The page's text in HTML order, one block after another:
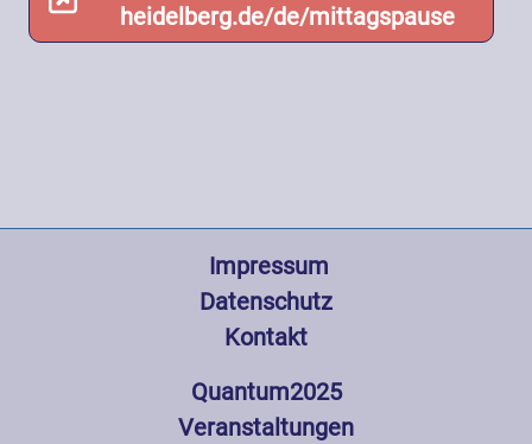
heidelberg.de/de/mittagspause
Impressum
Datenschutz
Kontakt
Hauptnavigation
Quantum2025
Veranstaltungen